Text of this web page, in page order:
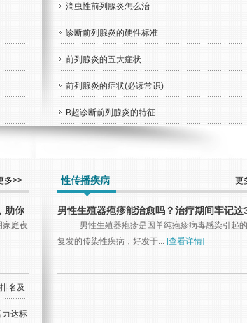
滴虫性前列腺炎怎么治
诊断前列腺炎的硬性标准
前列腺炎的五大症状
前列腺炎的症状(必读常识)
B超诊断前列腺炎的特征
多>>
助你
家庭夜
名及
力达标
更
性传播疾病
男性生殖器疱疹能治愈吗？治疗期间牢记这
复得快！男性生殖器疱疹是因单纯疱疹病毒感染引起
复发的传染性疾病，好发于... [查看详情]